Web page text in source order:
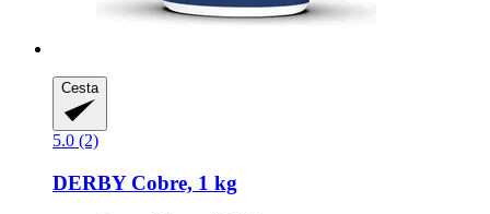
Cesta
5.0 (2)
DERBYCobre, 1 kg